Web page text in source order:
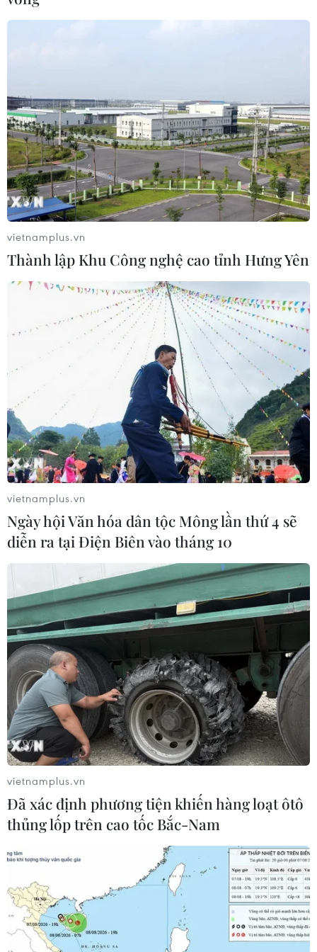
vietnamplus.vn
Thành lập Khu Công nghệ cao tỉnh Hưng Yên
vietnamplus.vn
Ngày hội Văn hóa dân tộc Mông lần thứ 4 sẽ
diễn ra tại Điện Biên vào tháng 10
vietnamplus.vn
Đã xác định phương tiện khiến hàng loạt ôtô
thủng lốp trên cao tốc Bắc-Nam